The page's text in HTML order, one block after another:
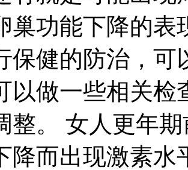
巢功能下降的表
保健的防治，可
以做一些相关检
整。 女人更年
降而出现激素水